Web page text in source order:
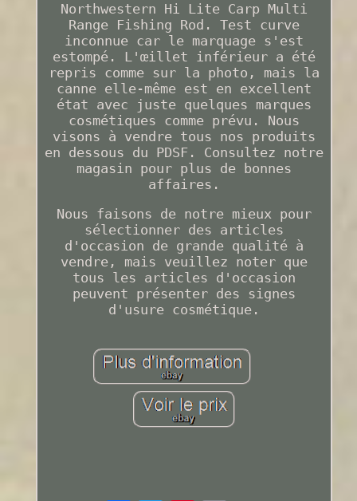
Northwestern Hi Lite Carp Multi
Range Fishing Rod. Test curve
inconnue car le marquage s'est
estompé. L'œillet inférieur a été
repris comme sur la photo, mais la
canne elle-même est en excellent
état avec juste quelques marques
cosmétiques comme prévu. Nous
visons à vendre tous nos produits
en dessous du PDSF. Consultez notre
magasin pour plus de bonnes
affaires.
Nous faisons de notre mieux pour
sélectionner des articles
d'occasion de grande qualité à
vendre, mais veuillez noter que
tous les articles d'occasion
peuvent présenter des signes
d'usure cosmétique.